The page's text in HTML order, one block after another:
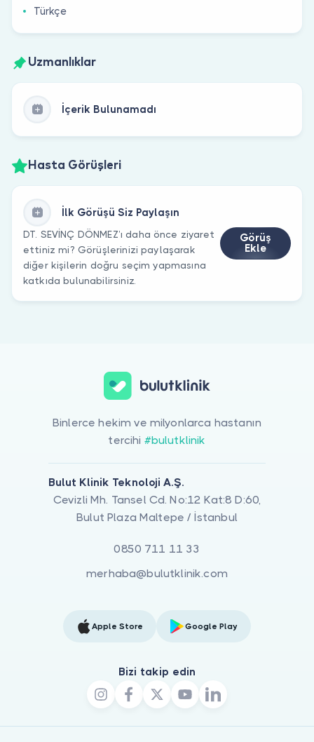
Türkçe
Uzmanlıklar
İçerik Bulunamadı
Hasta Görüşleri
İlk Görüşü Siz Paylaşın
DT. SEVİNÇ DÖNMEZ’ı daha önce ziyaret
ettiniz mi? Görüşlerinizi paylaşarak
diğer kişilerin doğru seçim yapmasına
katkıda bulunabilirsiniz.
Görüş
Ekle
Binlerce hekim ve milyonlarca hastanın
tercihi #bulutklinik
Bulut Klinik Teknoloji A.Ş.
Cevizli Mh. Tansel Cd. No:12 Kat:8 D:60,
Bulut Plaza Maltepe / İstanbul
0850 711 11 33
merhaba@bulutklinik.com
Apple Store Google Play
Bizi takip edin